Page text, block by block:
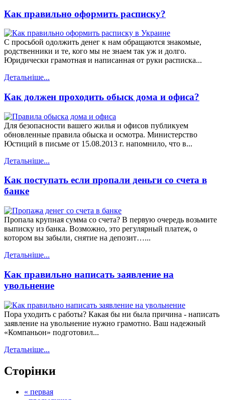
Как правильно оформить расписку?
С просьбой одолжить денег к нам обращаются знакомые,
родственники и те, кого мы не знаем так уж и долго.
Юридически грамотная и написанная от руки расписка...
Детальніше...
Как должен проходить обыск дома и офиса?
Для безопасности вашего жилья и офисов публикуем
обновленные правила обыска и осмотра. Министерство
Юстиций в письме от 15.08.2013 г. напомнило, что в...
Детальніше...
Как поступать если пропали деньги со счета в
банке
Пропала крупная сумма со счета? В первую очередь возьмите
выписку из банка. Возможно, это регулярный платеж, о
котором вы забыли, снятие на депозит…...
Детальніше...
Как правильно написать заявление на
увольнение
Пора уходить с работы? Какая бы ни была причина - написать
заявление на увольнение нужно грамотно. Ваш надежный
«Компаньон» подготовил...
Детальніше...
Сторінки
« первая